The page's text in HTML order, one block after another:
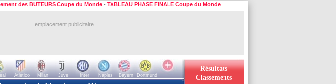
des BUTEURS Coupe du Monde - TABLEAU PHASE FINALE Coupe du Monde
emplacement publicitaire
Atletico Milan Juve Inter Naples Bayern
Dortmund
Résultats
Classements